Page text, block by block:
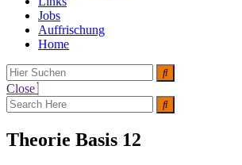
Jobs
Auffrischung
Home
Close
Theorie Basis 12